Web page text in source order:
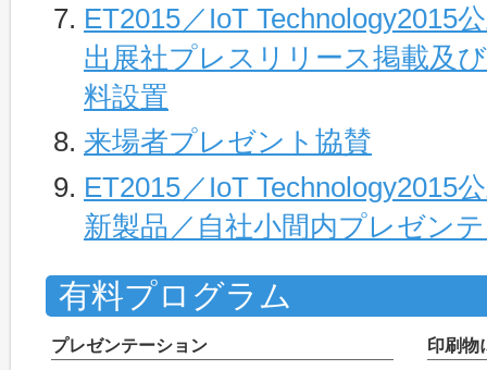
ET2015／IoT Technology2015
出展社プレスリリース掲載及
料設置
来場者プレゼント協賛
ET2015／IoT Technology2015
新製品／自社小間内プレゼン
有料プログラム
プレゼンテーション 印刷物